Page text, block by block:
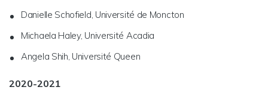
Danielle Schofield, Université de Moncton
Michaela Haley, Université Acadia
Angela Shih, Université Queen
2020-2021